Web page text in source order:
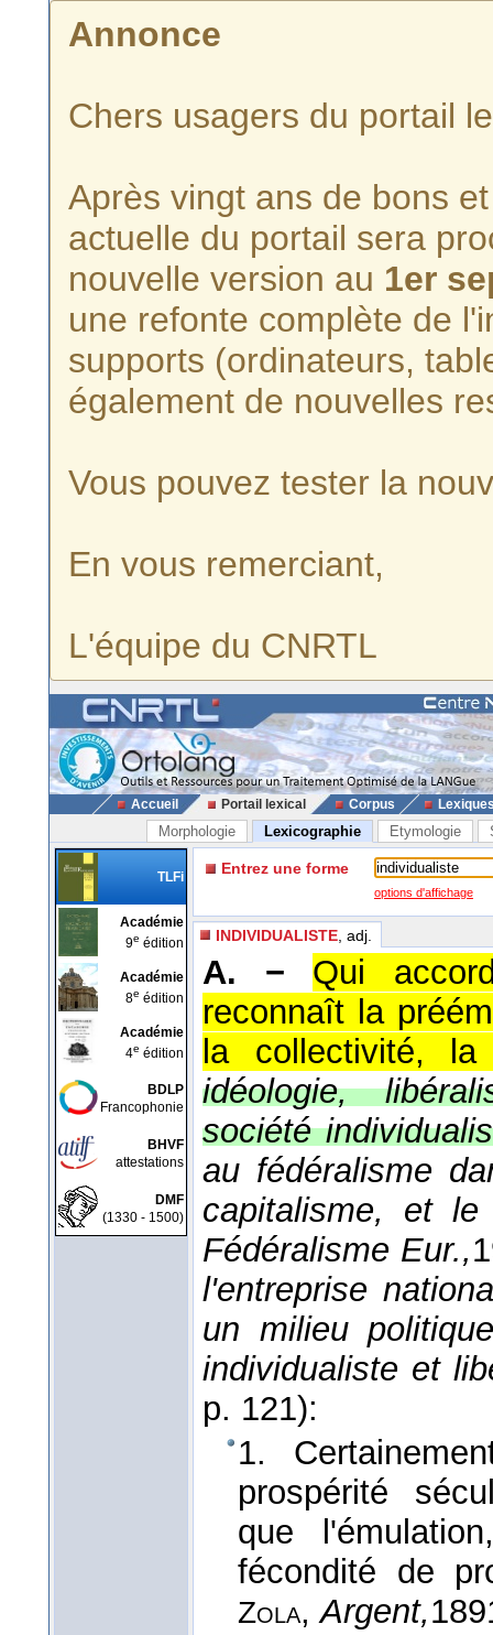
Annonce
Chers usagers du portail
Après vingt ans de bons
actuelle du portail sera
nouvelle version au 1er
une refonte complète de
supports (ordinateurs,
également de nouvelles
Vous pouvez tester la
En vous remerciant,
L'équipe du CNRTL
Accueil Portail lexical Corpus
Morphologie Lexicographie Etymologie
TLFi
Académie
9e édition
Académie
8e édition
Académie
4e édition
BDLP
Francophonie
BHVF
attestations
DMF
(1330 - 1500)
Entrez une forme
options d'affichage
INDIVIDUALISTE , adj.
A. −
Qui
reconnaît la
la collectivité, la
idéologie,
société
au fédéralisme
capitalisme, et
Fédéralisme Eur.,
l'entreprise
un milieu
individualiste et
p. 121):
1.
prospérité
que
fécondité de
Zola,Argent,